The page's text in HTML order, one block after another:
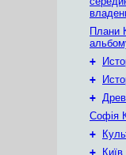
Плани
+
+
+
Софія
+
+